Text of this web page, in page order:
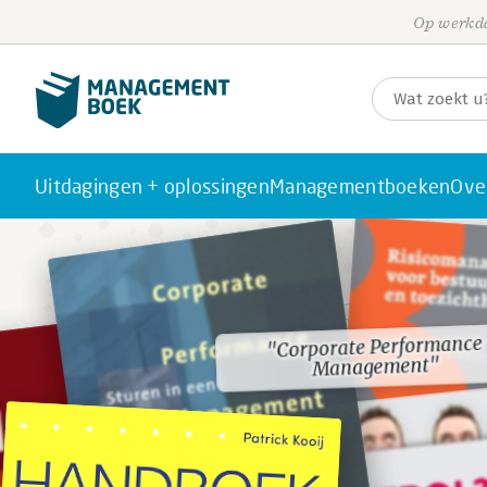
Op
Uitdagingen + oplossingenManagementboeken
"Corporate Performance
Management"
"Corporate Performance
Management"